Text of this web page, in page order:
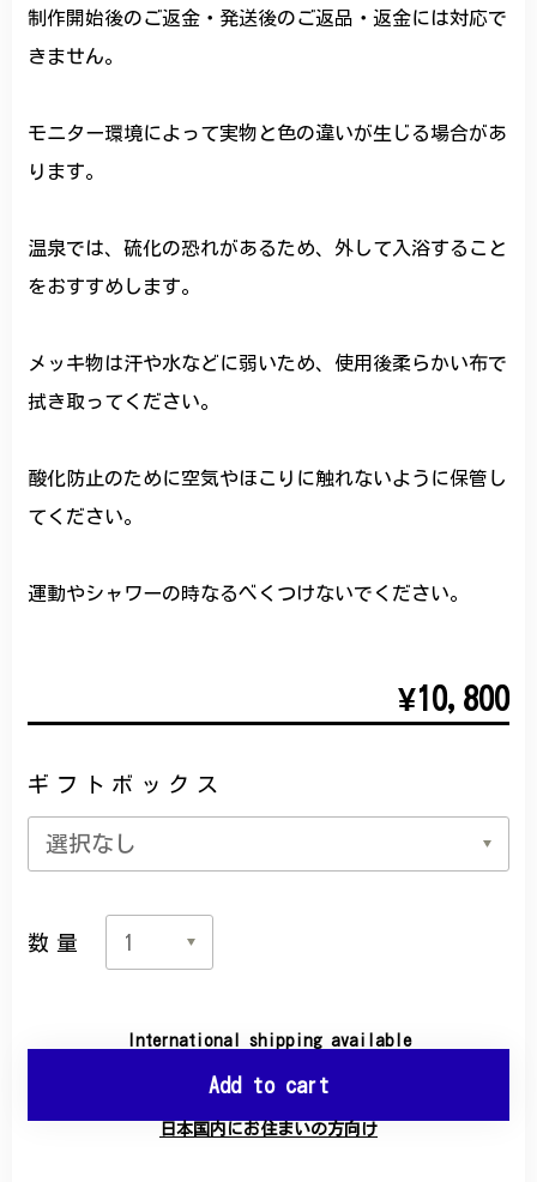
制作開始後のご返金・発送後のご返品・返金には対応で
きません。
モニター環境によって実物と色の違いが生じる場合があ
ります。
温泉では、硫化の恐れがあるため、外して入浴すること
をおすすめします。
メッキ物は汗や水などに弱いため、使用後柔らかい布で
拭き取ってください。
酸化防止のために空気やほこりに触れないように保管し
てください。
運動やシャワーの時なるべくつけないでください。
¥10,800
ギフトボックス
数量
International shipping available
Add to cart
日本国内にお住まいの方向け